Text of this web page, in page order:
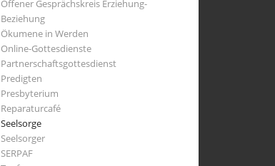
Offener Gesprächskreis Erziehung-
Beziehung
Ökumene in Werden
Online-Gottesdienste
Partnerschaftsgottesdienst
Predigten
Presbyterium
Reparaturcafé
Seelsorge
Seelsorger
SERPAF